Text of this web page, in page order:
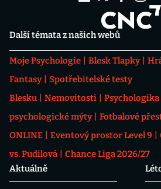
Další témata z našich webů
Moje Psychologie Blesk Tlapky
Fantasy
Spotřebitelské testy
Blesku
Nemovitosti
psychologické mýty
Fotbalové
ONLINE
Eventový prostor Level 9
vs. Pudilová
Chance Liga 2026/27
Aktuálně